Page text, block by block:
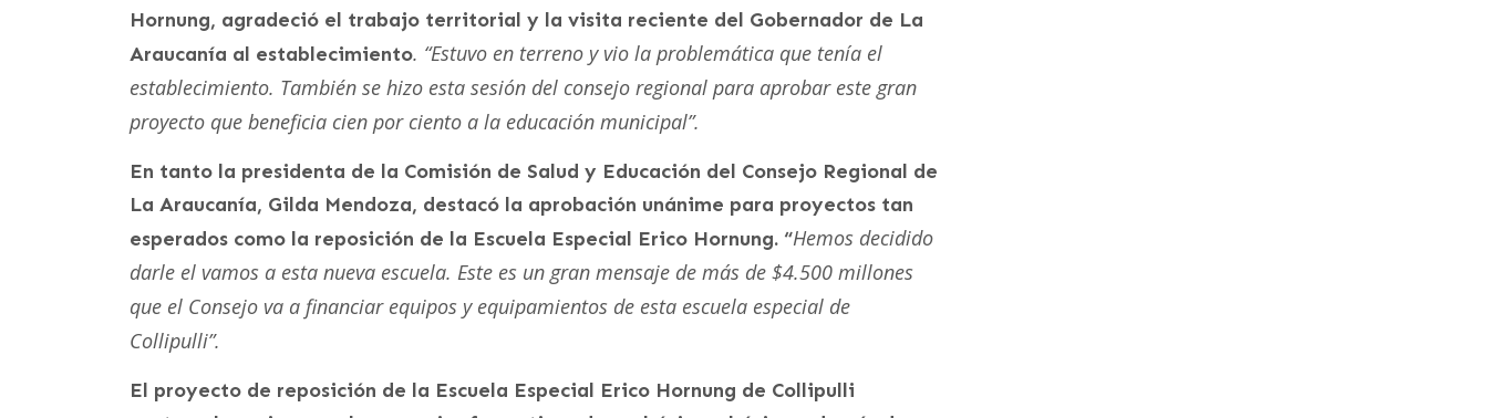
Hornung, agradeció el trabajo territorial y la visita reciente del Gobernador de La
Araucanía al establecimiento. “Estuvo en terreno y vio la problemática que tenía el
establecimiento. También se hizo esta sesión del consejo regional para aprobar este gran
proyecto que beneficia cien por ciento a la educación municipal”.
En tanto la presidenta de la Comisión de Salud y Educación del Consejo Regional de
La Araucanía, Gilda Mendoza, destacó la aprobación unánime para proyectos tan
esperados como la reposición de la Escuela Especial Erico Hornung. “Hemos decidido
darle el vamos a esta nueva escuela. Este es un gran mensaje de más de $4.500 millones
que el Consejo va a financiar equipos y equipamientos de esta escuela especial de
Collipulli”.
El proyecto de reposición de la Escuela Especial Erico Hornung de Collipulli